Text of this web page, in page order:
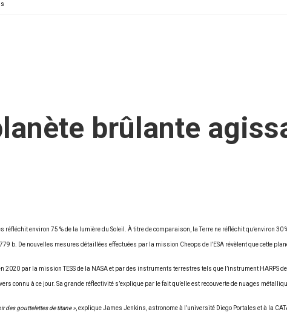
brûlante
environ 75 % de la lumière du Soleil. À titre de comparaison, la Terre ne réfléchit qu’environ 30
b. De nouvelles mesures détaillées effectuées par la mission Cheops de l’ESA révèlent que cette
par la mission TESS de la NASA et par des instruments terrestres tels que l’instrument HARPS de
connu à ce jour. Sa grande réflectivité s’explique par le fait qu’elle est recouverte de nuages
des gouttelettes de titane » , explique James Jenkins, astronome à l’université Diego Portales et à la